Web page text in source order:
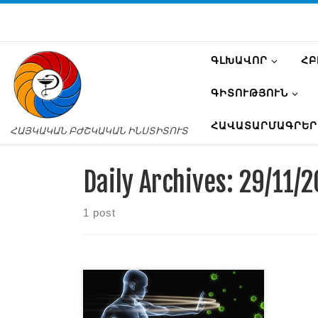
ՀԱՅԿԱԿԱՆ ԲԺՇԿԱԿԱՆ ԻՆՍՏԻՏՈՒՏ
ԳԼԽԱՎՈՐ
ԳԻՏՈՒԹՅՈՒՆ
Daily Archives: 29/11/
1 post
Սիրելի ուսանողնե’ր, սույն
թվականի դեկտեմբերի 10-